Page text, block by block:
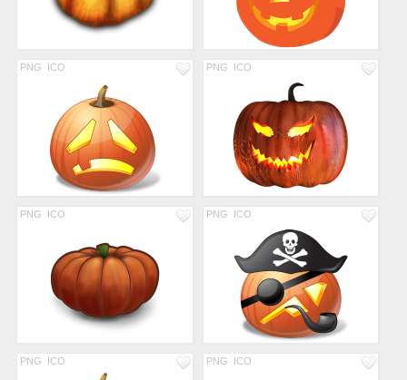
PNG ICO PNG ICO
PNG ICO PNG ICO
PNG ICO PNG ICO